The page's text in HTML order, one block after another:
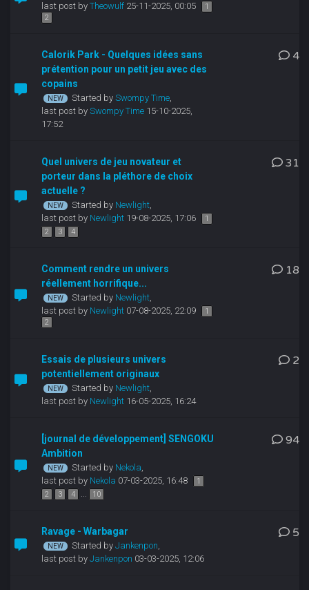
last post by Theowulf25-11-2025, 00:05
1
2
Calorik Park - Quelques idées sans
prétention pour un petit jeu avec des
copains
Started by Swompy Time,
last post by Swompy Time15-10-2025,
17:52
4
Quel univers de jeu novateur et
porteur dans la pléthore de choix
actuelle ?
Started by Newlight,
last post by Newlight19-08-2025, 17:06
1
2
3 4
31
Comment rendre un univers
réellement horrifique...
Started by Newlight,
last post by Newlight07-08-2025, 22:09
1
2
18
Essais de plusieurs univers
potentiellement originaux
Started by Newlight,
last post by Newlight16-05-2025, 16:24
2
[journal de développement] SENGOKU
Ambition
Started by Nekola,
last post by Nekola 07-03-2025, 16:48
1
2
3 4 ... 10
94
Ravage - Warbagar
Started by Jankenpon,
last post by Jankenpon 03-03-2025, 12:06
5